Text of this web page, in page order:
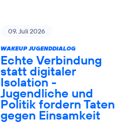
09. Juli 2026
WAKEUP JUGENDDIALOG
Echte Verbindung
statt digitaler
Isolation -
Jugendliche und
Politik fordern Taten
gegen Einsamkeit